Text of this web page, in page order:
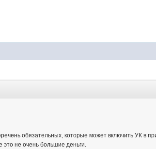
обязательных, которые может включить УК в
не очень большие деньги.